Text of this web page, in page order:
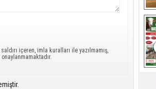
içeren, imla kuralları ile yazılmamış,